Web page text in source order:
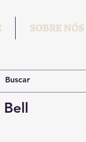
SOBRE NÓS
Bell